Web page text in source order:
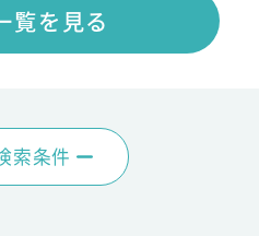
覧を見る
索条件